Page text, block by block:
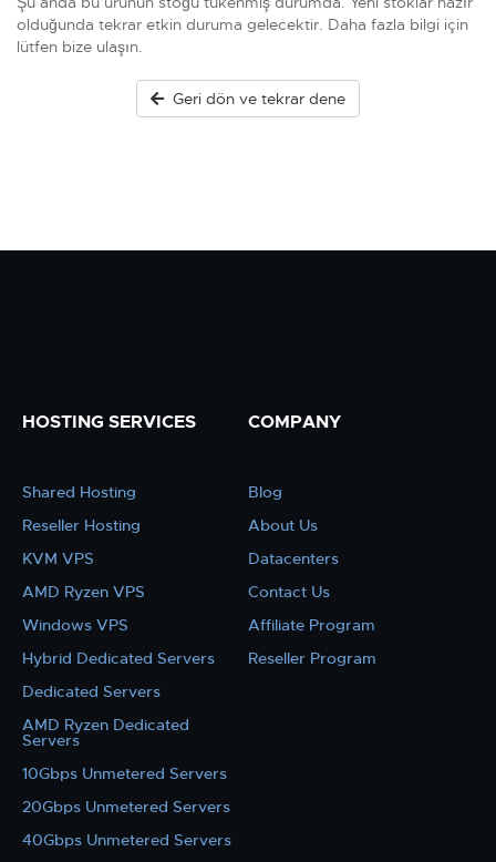
olduğunda tekrar etkin duruma gelecektir. Daha fazla bilgi için
lütfen bize ulaşın.
Geri dön ve tekrar dene
HOSTING SERVICES
Shared Hosting
Reseller Hosting
KVM VPS
AMD Ryzen VPS
Windows VPS
Hybrid Dedicated Servers
Dedicated Servers
AMD Ryzen Dedicated
Servers
10Gbps Unmetered Servers
20Gbps Unmetered Servers
40Gbps Unmetered Servers
COMPANY
Blog
About Us
Datacenters
Contact Us
Affiliate Program
Reseller Program